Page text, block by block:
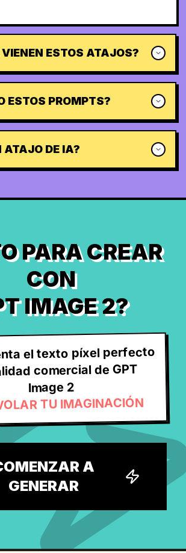
VIENEN ESTOS ATAJOS?
ESTOS PROMPTS?
ATAJO DE IA?
PARA CREAR
CON
IMAGE 2?
el texto píxel perfecto
comercial de GPT
Image 2
TU IMAGINACIÓN
A
GENERAR